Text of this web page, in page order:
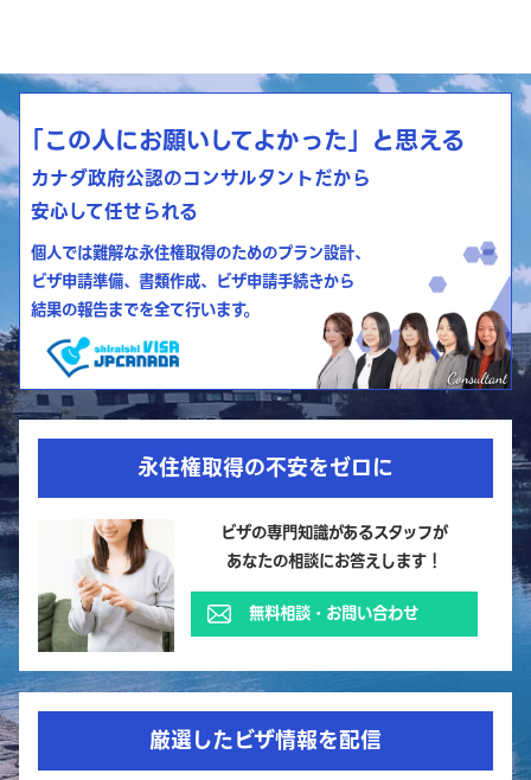
「この人にお願いしてよかった」と思える
カナダ政府公認のコンサルタントだから
安心して任せられる
個人では難解な永住権取得のためのプラン設計、
ビザ申請準備、書類作成、ビザ申請手続きから
結果の報告までを全て行います。
永住権取得の不安をゼロに
ビザの専門知識があるスタッフが
あなたの相談にお答えします！
無料相談・お問い合わせ
厳選したビザ情報を配信